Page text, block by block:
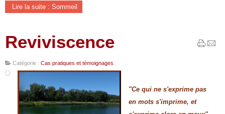
Lire la suite : Sommeil
Reviviscence
Catégorie : Cas pratiques et témoignages
"Ce qui ne s'exprime pas
en mots s'imprime, et